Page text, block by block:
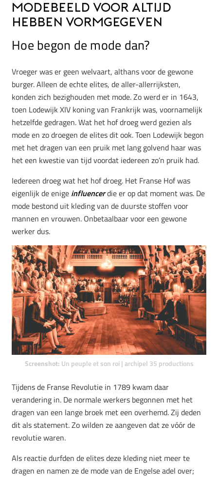
modebeeld voor altijd
hebben vormgegeven
Hoe begon de mode dan?
Vroeger was er geen welvaart, althans voor de gewone
burger. Alleen de echte elites, de aller-allerrijksten,
konden zich bezighouden met mode. Zo werd er in 1643,
toen Lodewijk XIV koning van Frankrijk was, voornamelijk
hetzelfde gedragen. Wat het hof droeg werd gezien als
mode en zo droegen de elites dit ook. Toen Lodewijk begon
met het dragen van een pruik met lang golvend haar was
het een kwestie van tijd voordat iedereen zo’n pruik had.
Iedereen droeg wat het hof droeg. Het Franse Hof was
eigenlijk de enige influencerdie er op dat moment was. De
mode bestond uit kleding van de duurste stoffen voor
mannen en vrouwen. Onbetaalbaar voor een gewone
werker dus.
Screenshot: Un peuple et son roi | archipel 35 productions
Tijdens de Franse Revolutie in 1789 kwam daar
verandering in. De normale werkers begonnen met het
dragen van een lange broek met een overhemd. Zij deden
dit als statement. Zo wilden ze aangeven dat ze vóór de
revolutie waren.
Als reactie durfden de elites deze kleding niet meer te
dragen en namen ze de mode van de Engelse adel over;